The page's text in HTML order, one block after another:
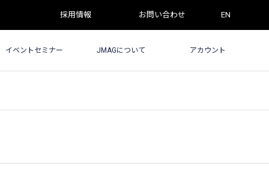
採用情報 お問い合わせ EN
イベントセミナー JMAGについて アカウント